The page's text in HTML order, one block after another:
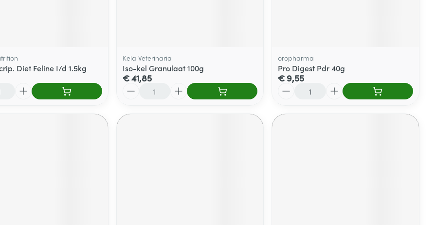
Diet Feline I/d 1.5kg
Kela Veterinaria
Iso-kel Granulaat 100g
€ 41,85
oropharma
Pro Digest Pdr 40g
€ 9,55